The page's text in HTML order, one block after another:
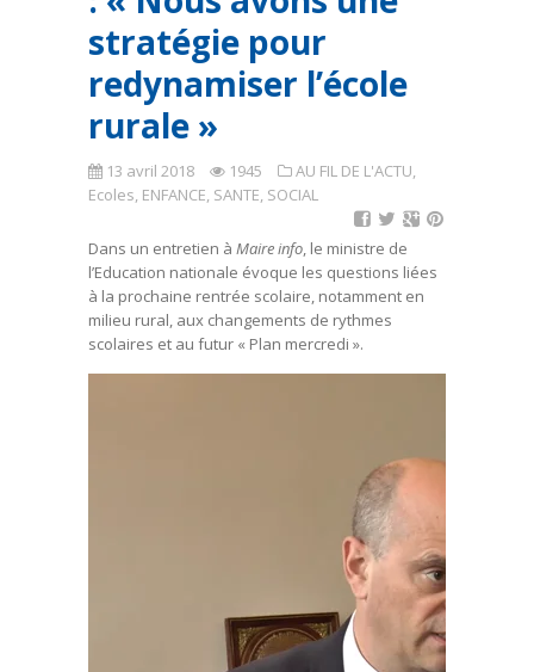
stratégie pour
redynamiser l’école
rurale »
13 avril 2018 1945 AU FIL DE L'ACTU,
Ecoles, ENFANCE, SANTE, SOCIAL
Dans un entretien à Maire info, le ministre de
l’Education nationale évoque les questions liées
à la prochaine rentrée scolaire, notamment en
milieu rural, aux changements de rythmes
scolaires et au futur « Plan mercredi ».